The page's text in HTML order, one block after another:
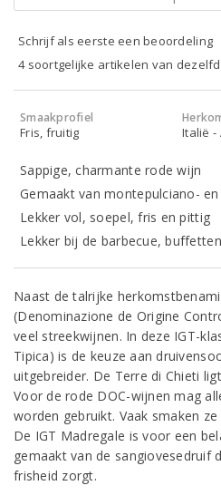
Schrijf als eerste een beoordeling
4 soortgelijke artikelen van
Smaakprofiel
Fris, fruitig Italië -
Sappige, charmante rode wijn
Gemaakt van montepulciano-
Lekker vol, soepel, fris en pittig
Lekker bij de barbecue,
Naast de talrijke
(Denominazione de Origine
veel streekwijnen. In deze IGT-
Tipica) is de keuze aan
uitgebreider. De Terre di Chieti
Voor de rode DOC-wijnen mag
worden gebruikt. Vaak smaken
De IGT Madregale is voor een
gemaakt van de sangiovesedruif
frisheid zorgt.